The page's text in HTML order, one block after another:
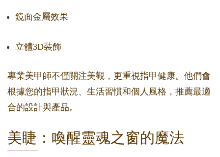
鏡面金屬效果
立體3D裝飾
專業美甲師不僅關注美觀，更重視指甲健康。他們會
根據您的指甲狀況、生活習慣和個人風格，推薦最適
合的設計與產品。
美睫：喚醒靈魂之窗的魔法